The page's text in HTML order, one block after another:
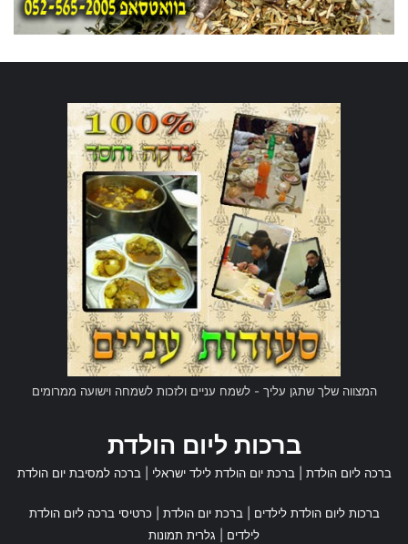
המצווה שלך שתגן עליך - לשמח עניים ולזכות לשמחה וישועה ממרומים
ברכות ליום הולדת
ברכה ליום הולדת |ברכת יום הולדת לילד ישראלי |ברכה למסיבת יום הולדת
ברכות ליום הולדת לילדים |ברכת יום הולדת
כרטיסי ברכה ליום הולדת
לילדים
גלרית תמונות